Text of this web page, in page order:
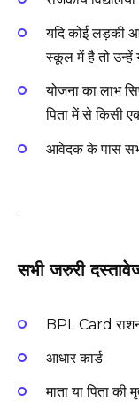
यदि कोई लड़की
स्कूल में है तो उन्हें
योजना का लाभ
पिता में से किसी
आवेदक के पास
.
सभी जरुरी
BPL Card
आधार कार्ड
माता या पिता की